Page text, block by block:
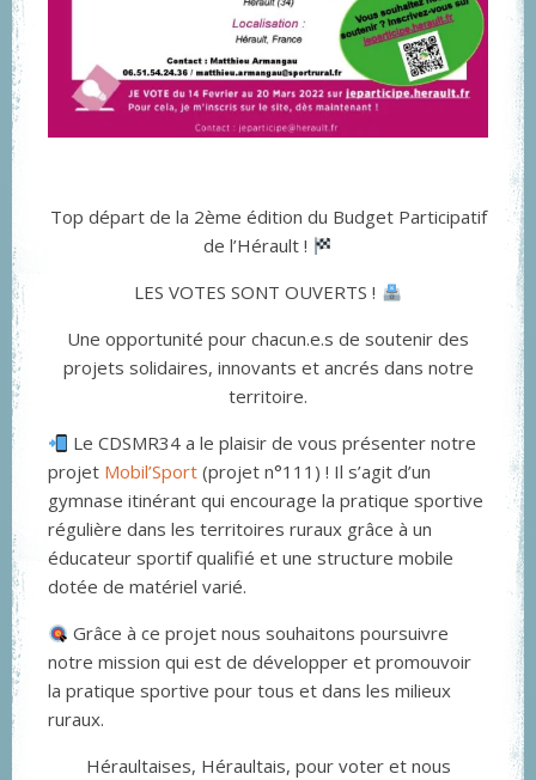
Top départ de la 2ème édition du Budget Participatif
de l’Hérault !
LES VOTES SONT OUVERTS !
Une opportunité pour chacun.e.s de soutenir des
projets solidaires, innovants et ancrés dans notre
territoire.
Le CDSMR34 a le plaisir de vous présenter notre
projet Mobil’Sport (projet n°111) ! Il s’agit d’un
gymnase itinérant qui encourage la pratique sportive
régulière dans les territoires ruraux grâce à un
éducateur sportif qualifié et une structure mobile
dotée de matériel varié.
Grâce à ce projet nous souhaitons poursuivre
notre mission qui est de développer et promouvoir
la pratique sportive pour tous et dans les milieux
ruraux.
Héraultaises, Héraultais, pour voter et nous